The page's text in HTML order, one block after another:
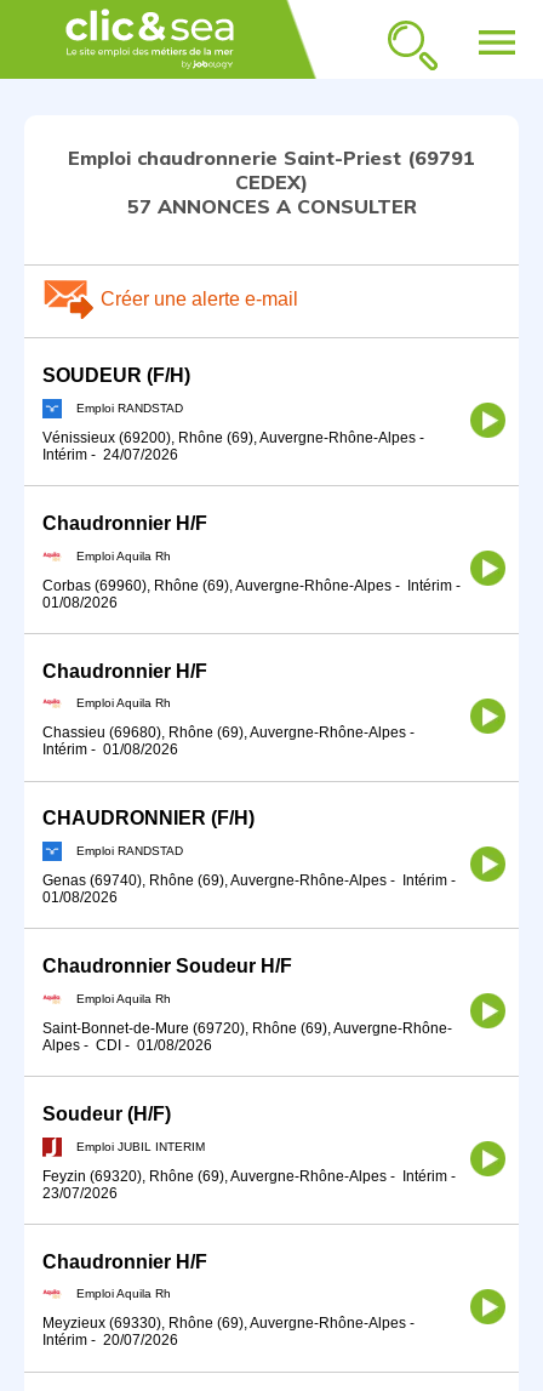
menu
Emploi chaudronnerie Saint-Priest (69791
CEDEX)
57 ANNONCES A CONSULTER
Créer une alerte e-mail
SOUDEUR (F/H)
Emploi RANDSTAD
Vénissieux (69200), Rhône (69), Auvergne-Rhône-Alpes -
Intérim - 24/07/2026
Chaudronnier H/F
Emploi Aquila Rh
Corbas (69960), Rhône (69), Auvergne-Rhône-Alpes - Intérim -
01/08/2026
Chaudronnier H/F
Emploi Aquila Rh
Chassieu (69680), Rhône (69), Auvergne-Rhône-Alpes -
Intérim - 01/08/2026
CHAUDRONNIER (F/H)
Emploi RANDSTAD
Genas (69740), Rhône (69), Auvergne-Rhône-Alpes - Intérim -
01/08/2026
Chaudronnier Soudeur H/F
Emploi Aquila Rh
Saint-Bonnet-de-Mure (69720), Rhône (69), Auvergne-Rhône-
Alpes - CDI - 01/08/2026
Soudeur (H/F)
Emploi JUBIL INTERIM
Feyzin (69320), Rhône (69), Auvergne-Rhône-Alpes - Intérim -
23/07/2026
Chaudronnier H/F
Emploi Aquila Rh
Meyzieux (69330), Rhône (69), Auvergne-Rhône-Alpes -
Intérim - 20/07/2026